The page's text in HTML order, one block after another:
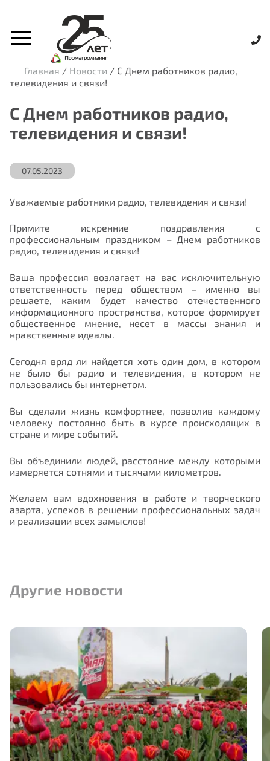
Главная / Новости / С Днем работников радио,
телевидения и связи!
С Днем работников радио,
телевидения и связи!
07.05.2023
Уважаемые работники радио, телевидения и связи!
Примите искренние поздравления с
профессиональным праздником – Днем работников
радио, телевидения и связи!
Ваша профессия возлагает на вас исключительную
ответственность перед обществом – именно вы
решаете, каким будет качество отечественного
информационного пространства, которое формирует
общественное мнение, несет в массы знания и
нравственные идеалы.
Сегодня вряд ли найдется хоть один дом, в котором
не было бы радио и телевидения, в котором не
пользовались бы интернетом.
Вы сделали жизнь комфортнее, позволив каждому
человеку постоянно быть в курсе происходящих в
стране и мире событий.
Вы объединили людей, расстояние между которыми
измеряется сотнями и тысячами километров.
Желаем вам вдохновения в работе и творческого
азарта, успехов в решении профессиональных задач
и реализации всех замыслов!
Другие новости